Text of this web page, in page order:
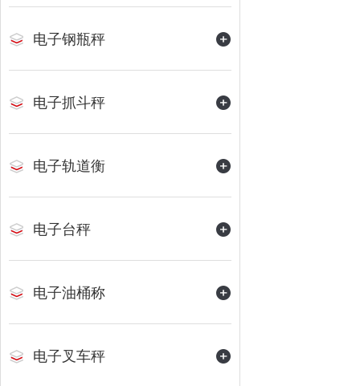
电子钢瓶秤
电子抓斗秤
电子轨道衡
电子台秤
电子油桶称
电子叉车秤